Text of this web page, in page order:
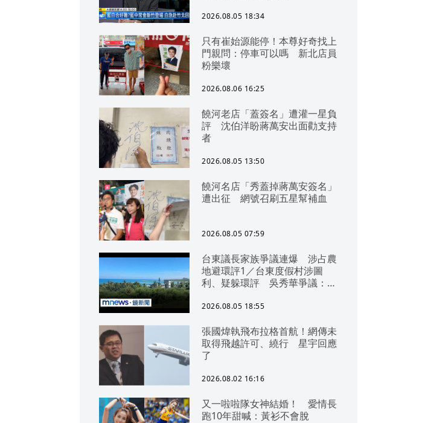
2026.08.05 18:34
只有崔始源能停！本尊好奇找上
門親問：停車可以嗎 新北店員
粉樂壞
2026.08.06 16:25
饒河老店「蓋簽名」遭灌一星負
評 沈伯洋盼蔣萬安出面勸支持
者
2026.08.05 13:50
饒河名店「秀蓋掉蔣萬安簽名」
遭出征 網號召刷五星幫補血
2026.08.05 07:59
台東議長家族爭議連爆 涉占農
地避環評1／台東度假村涉圖
利、疑躲環評 吳秀華爭議：概
2026.08.05 18:55
張國煒執飛布拉格首航！網傳未
取得飛越許可、繞行 星宇回應
了
2026.08.02 16:16
又一啦啦隊女神結婚！ 愛情長
跑10年甜喊：黃衫不會脫